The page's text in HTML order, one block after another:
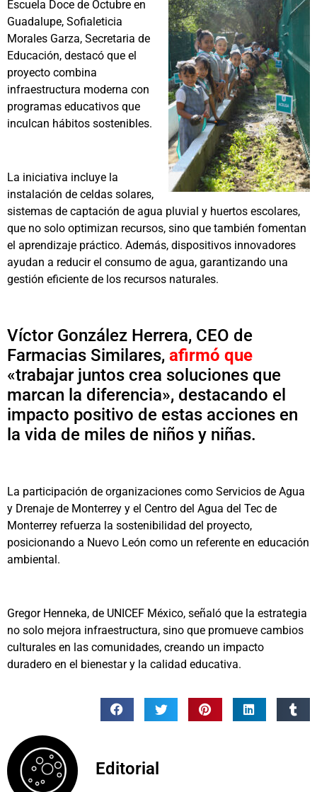
Escuela Doce de Octubre en
Guadalupe, Sofialeticia
Morales Garza, Secretaria de
Educación, destacó que el
proyecto combina
infraestructura moderna con
programas educativos que
inculcan hábitos sostenibles.
La iniciativa incluye la
instalación de celdas solares,
sistemas de captación de agua pluvial y huertos escolares,
que no solo optimizan recursos, sino que también fomentan
el aprendizaje práctico. Además, dispositivos innovadores
ayudan a reducir el consumo de agua, garantizando una
gestión eficiente de los recursos naturales.
Víctor González Herrera, CEO de
Farmacias Similares, afirmó que
«trabajar juntos crea soluciones que
marcan la diferencia», destacando el
impacto positivo de estas acciones en
la vida de miles de niños y niñas.
La participación de organizaciones como Servicios de Agua
y Drenaje de Monterrey y el Centro del Agua del Tec de
Monterrey refuerza la sostenibilidad del proyecto,
posicionando a Nuevo León como un referente en educación
ambiental.
Gregor Henneka, de UNICEF México, señaló que la estrategia
no solo mejora infraestructura, sino que promueve cambios
culturales en las comunidades, creando un impacto
duradero en el bienestar y la calidad educativa.
Editorial